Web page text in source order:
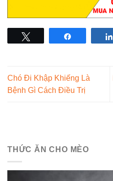
Chó Đi Khập Khiếng Là
Bệnh Gì Cách Điều Trị
THỨC ĂN CHO MÈO